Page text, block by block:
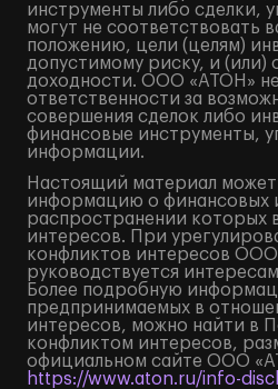
инструменты либо сделки,
могут не соответствовать
положению, цели (целям)
допустимому риску, и (или)
доходности. ООО «АТОН»
ответственности за
совершения сделок либо
финансовые инструменты,
информации.
Настоящий материал
информацию о финансовых
распространении которых
интересов. При
конфликтов интересов
руководствуется
Более подробную
предпринимаемых в
интересов, можно найти в
конфликтом интересов,
официальном сайте ООО
https://www.aton.ru/info-